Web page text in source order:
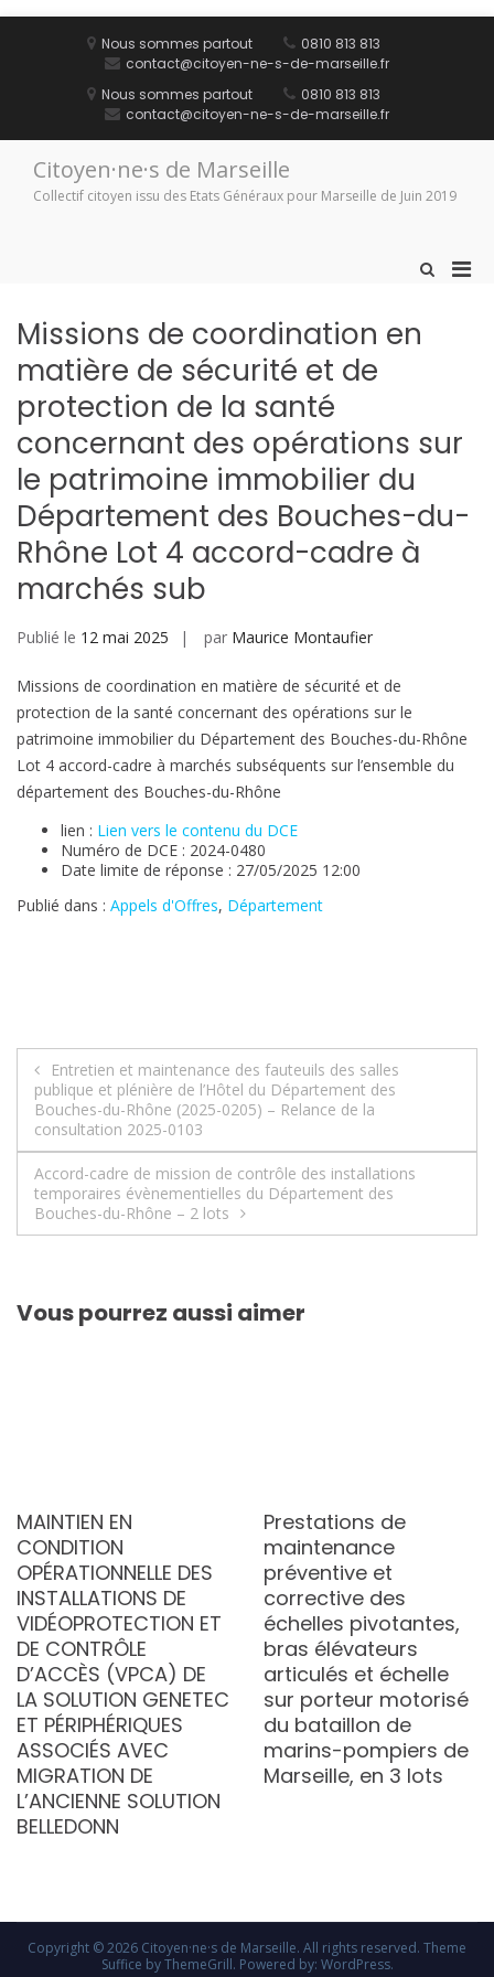
Nous sommes partout
0810 813 813
contact@citoyen-ne-s-de-marseille.fr
Nous sommes partout
0810 813 813
contact@citoyen-ne-s-de-marseille.fr
Citoyen·ne·s de Marseille
Collectif citoyen issu des Etats Généraux pour Marseille de Juin 2019
Afficher
de
recherche
Missions de coordination en
matière de sécurité et de
protection de la santé
concernant des opérations sur
le patrimoine immobilier du
Département des Bouches-du-
Rhône Lot 4 accord-cadre à
marchés sub
Publié le 12 mai 2025 par Maurice Montaufier
Missions de coordination en matière de sécurité et de
protection de la santé concernant des opérations sur le
patrimoine immobilier du Département des Bouches-du-Rhône
Lot 4 accord-cadre à marchés subséquents sur l’ensemble du
département des Bouches-du-Rhône
lien : Lien vers le contenu du DCE
Numéro de DCE : 2024-0480
Date limite de réponse : 27/05/2025 12:00
Publié dans : Appels d'Offres, Département
Navigation
de
l’article
Entretien et maintenance des fauteuils des salles
publique et plénière de l’Hôtel du Département des
Bouches-du-Rhône (2025-0205) – Relance de la
consultation 2025-0103
Accord-cadre de mission de contrôle des installations
temporaires évènementielles du Département des
Bouches-du-Rhône – 2 lots
Vous pourrez aussi aimer
MAINTIEN EN
CONDITION
OPÉRATIONNELLE DES
INSTALLATIONS DE
VIDÉOPROTECTION ET
DE CONTRÔLE
D’ACCÈS (VPCA) DE
LA SOLUTION GENETEC
ET PÉRIPHÉRIQUES
ASSOCIÉS AVEC
MIGRATION DE
L’ANCIENNE SOLUTION
BELLEDONN
Prestations de
maintenance
préventive et
corrective des
échelles pivotantes,
bras élévateurs
articulés et échelle
sur porteur motorisé
du bataillon de
marins-pompiers de
Marseille, en 3 lots
Copyright © 2026 Citoyen·ne·s de Marseille. All rights reserved. Theme
Suffice by ThemeGrill. Powered by: WordPress.